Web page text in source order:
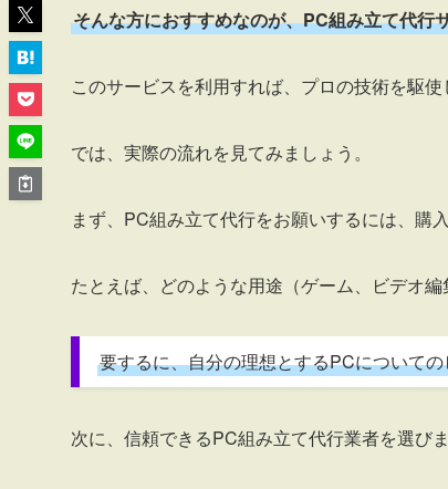
そんな方におすすめなのが、PC組み立て代行
このサービスを利用すれば、プロの技術を駆
では、実際の流れを見てみましょう。
まず、PC組み立て代行をお願いするには、購
たとえば、どのような用途（ゲーム、ビデオ
要するに、自分の理想とするPCについて
次に、信頼できるPC組み立て代行業者を選びま